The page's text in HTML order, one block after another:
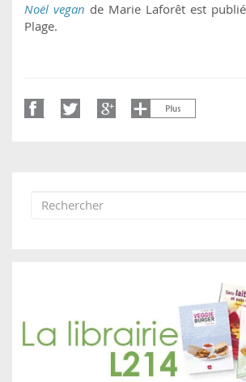
Noël vegan de Marie Laforêt est
Plage.
Formulaire de recherche